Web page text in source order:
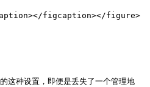
figcaption></figure>
这种设置，即便是丢失了一个管理地